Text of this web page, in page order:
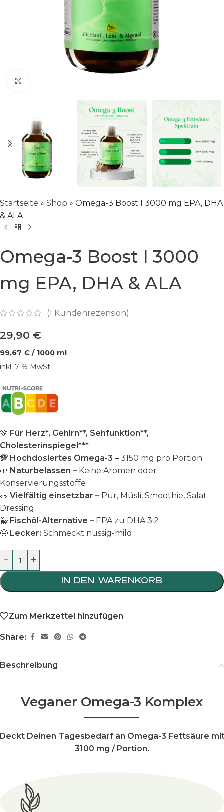
Startseite » Shop » Omega-3 Boost I 3000 mg EPA, DHA
& ALA
Omega-3 Boost I 3000
mg EPA, DHA & ALA
(1 Kundenrezension)
29,90 €
99,67 € / 1000 ml
inkl. 7 % MwSt.
💚 Für Herz*, Gehirn**, Sehfunktion**,
Cholesterinspiegel***
💯 Hochdosiertes Omega-3 – 3150 mg pro Portion
🌱 Naturbelassen – Keine Aromen oder
Konservierungsstoffe
🥗 Vielfältig einsetzbar – Pur, Müsli, Smoothie, Salat-
Dressing…
🐳 Fischöl-Alternative – EPA zu DHA 3:2
🤤 Lecker: Schmeckt nussig-mild
- +
IN DEN WARENKORB
Zum Merkzettel hinzufügen
Share:
Beschreibung
Veganer Omega-3 Komplex
Deckt Deinen Tagesbedarf an Omega-3 Fettsäure
3100 mg / Portion.